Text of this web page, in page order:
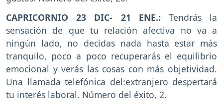
CAPRICORNIO 23 DIC- 21 ENE.: Tendrás la
sensación de que tu relación afectiva no va a
ningún lado, no decidas nada hasta estar más
tranquilo, poco a poco recuperarás el equilibrio
emocional y verás las cosas con más objetividad.
Una llamada telefónica del:extranjero despertará
tu interés laboral. Número del éxito, 2.